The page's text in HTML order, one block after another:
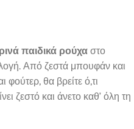
παιδικά ρούχα στο
Από ζεστά μπουφάν και
φούτερ, θα βρείτε ό,τι
ζεστό και άνετο καθ’ όλη τη